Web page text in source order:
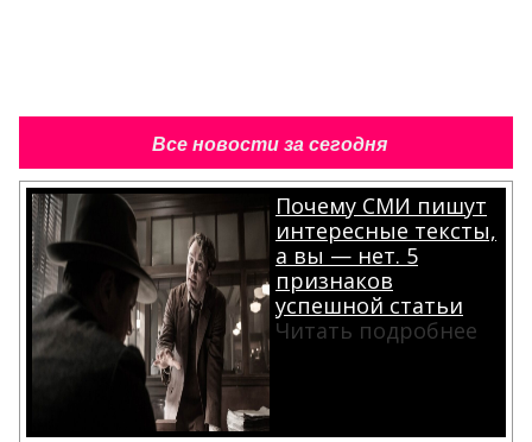
Все новости за сегодня
Почему СМИ пишут
интересные тексты,
а вы — нет. 5
признаков
успешной статьи
Читать подробнее